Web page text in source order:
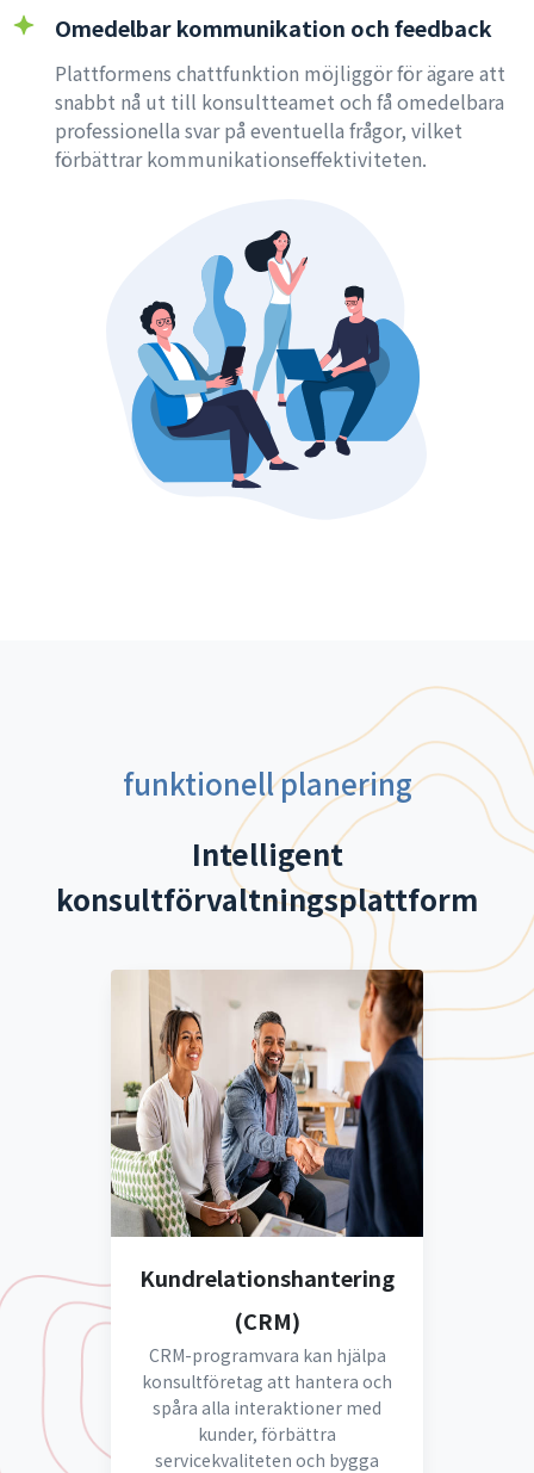
Omedelbar kommunikation och feedback
Plattformens chattfunktion möjliggör för ägare att
snabbt nå ut till konsultteamet och få omedelbara
professionella svar på eventuella frågor, vilket
förbättrar kommunikationseffektiviteten.
funktionell planering
Intelligent
konsultförvaltningsplattform
Kundrelationshantering
(CRM)
CRM-programvara kan hjälpa
konsultföretag att hantera och
spåra alla interaktioner med
kunder, förbättra
servicekvaliteten och bygga